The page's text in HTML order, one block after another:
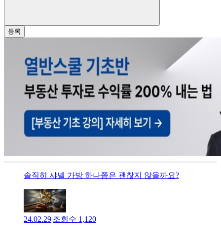
등록
솔직히 샤넬 가방 하나쯤은 괜찮지 않을까요?
24.02.29|조회수 1,120